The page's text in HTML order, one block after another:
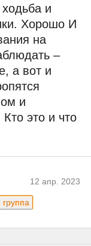
ходьба и
Хорошо И
на
–
а вот и
и
это и что
12 апр. 2023